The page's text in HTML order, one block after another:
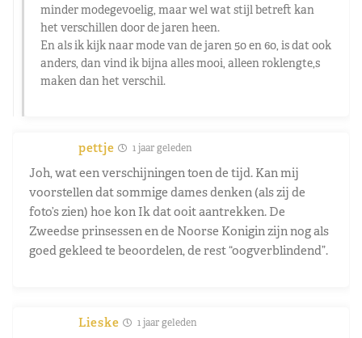
minder modegevoelig, maar wel wat stijl betreft kan
het verschillen door de jaren heen.
En als ik kijk naar mode van de jaren 50 en 60, is dat ook
anders, dan vind ik bijna alles mooi, alleen roklengte,s
maken dan het verschil.
pettje 1 jaar geleden
Joh, wat een verschijningen toen de tijd. Kan mij
voorstellen dat sommige dames denken (als zij de
foto’s zien) hoe kon Ik dat ooit aantrekken. De
Zweedse prinsessen en de Noorse Konigin zijn nog als
goed gekleed te beoordelen, de rest “oogverblindend”.
Lieske 1 jaar geleden